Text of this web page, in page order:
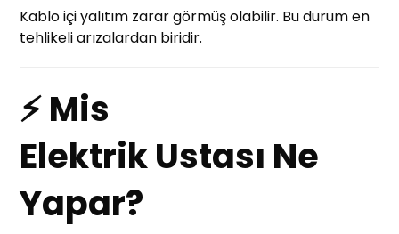
Kablo içi yalıtım zarar görmüş olabilir. Bu durum en
tehlikeli arızalardan biridir.
⚡ Mis
Elektrik Ustası Ne
Yapar?